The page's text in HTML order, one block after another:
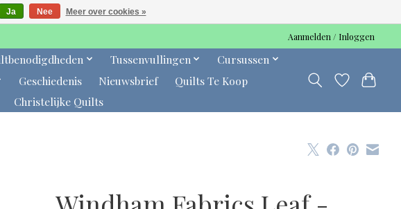
Aanmelden / Inloggen
Tussenvullingen
Cursussen
Geschiedenis Nieuwsbrief
Quilts Te Koop
Christelijke Quilts
Ja Nee Meer over cookies »